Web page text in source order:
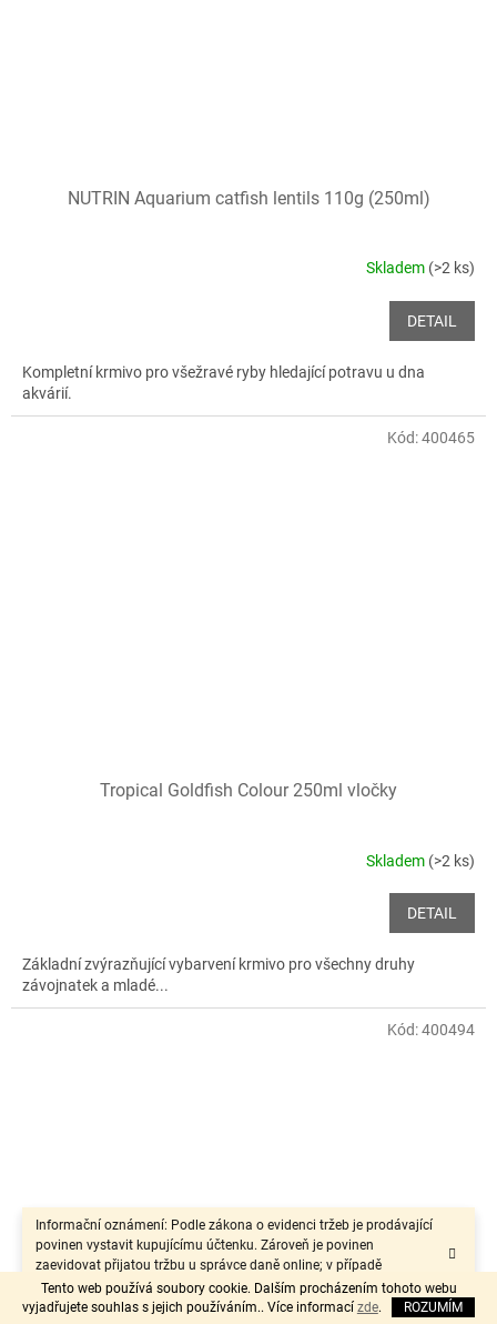
Tento web používá soubory cookie. Dalším procházením tohoto webu
vyjadřujete souhlas s jejich používáním.. Více informací zde. ROZUMÍM
Informační oznámení: Podle zákona o evidenci tržeb je prodávající
povinen vystavit kupujícímu účtenku. Zároveň je povinen
zaevidovat přijatou tržbu u správce daně online; v případě
technického výpadku pak nejpozději do 48 hodin.“
NUTRIN Aquarium catfish lentils 110g (250ml)
Skladem (>2 ks)
DETAIL
Kompletní krmivo pro všežravé ryby hledající potravu u dna
akvárií.
Tropical Goldfish Colour 250ml vločky
Skladem (>2 ks)
DETAIL
Základní zvýrazňující vybarvení krmivo pro všechny druhy
závojnatek a mladé...
Kód:400465
Kód:400494